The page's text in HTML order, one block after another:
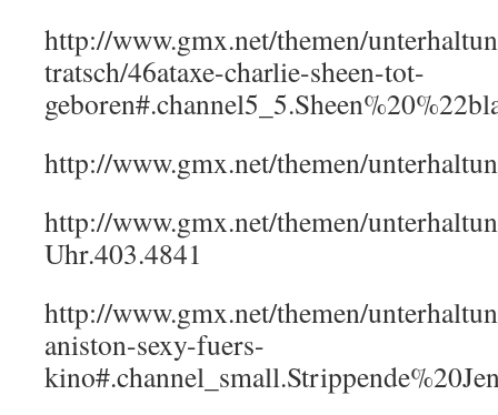
http://www.gmx.net/themen/
tratsch/46ataxe-charlie-sheen-tot-
http://www.gmx.net/themen/
http://www.gmx.net/themen/
Uhr.403.4841
http://www.gmx.net/themen/
aniston-sexy-fuers-